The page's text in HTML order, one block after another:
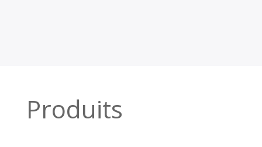
Produits